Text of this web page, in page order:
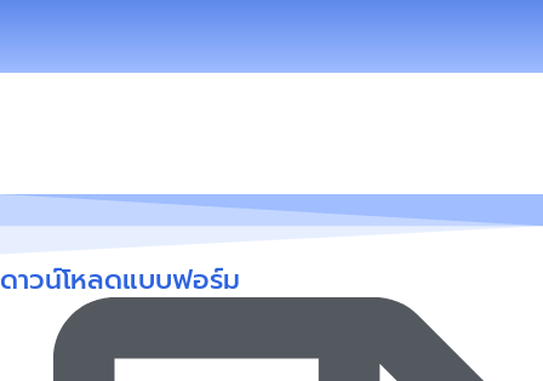
ดาวน์โหลดแบบฟอร์ม